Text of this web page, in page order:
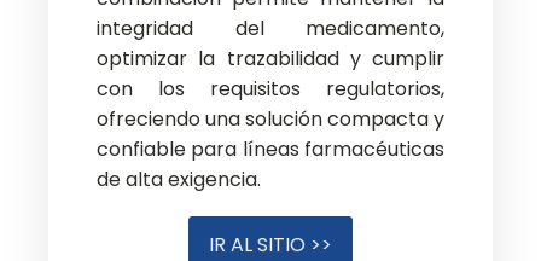
integridad del medicamento,
optimizar la trazabilidad y cumplir
con los requisitos regulatorios,
ofreciendo una solución compacta y
confiable para líneas farmacéuticas
de alta exigencia.
IR AL SITIO >>